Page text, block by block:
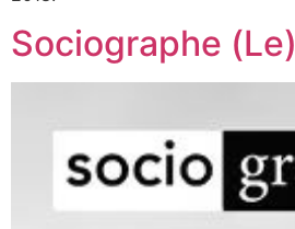
Sociographe (Le)